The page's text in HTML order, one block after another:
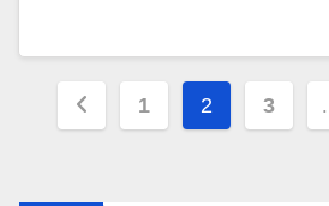
Posts
1 2 3